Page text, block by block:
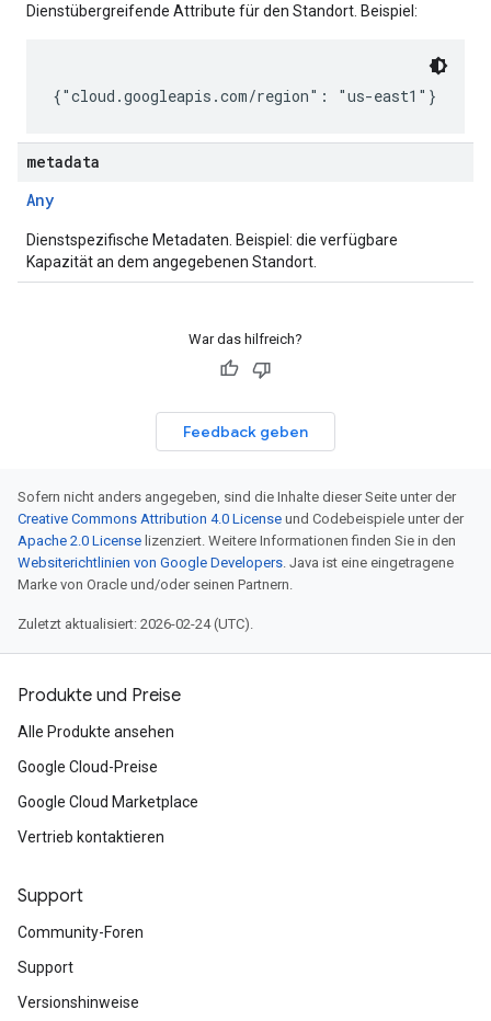
Dienstübergreifende Attribute für den Standort. Beispiel:
metadata
Any
Dienstspezifische Metadaten. Beispiel: die verfügbare
Kapazität an dem angegebenen Standort.
War das hilfreich?
Feedback geben
Sofern nicht anders angegeben, sind die Inhalte dieser Seite unter der
Creative Commons Attribution 4.0 License und Codebeispiele unter der
Apache 2.0 License lizenziert. Weitere Informationen finden Sie in den
Websiterichtlinien von Google Developers. Java ist eine eingetragene
Marke von Oracle und/oder seinen Partnern.
Zuletzt aktualisiert: 2026-02-24 (UTC).
Produkte und Preise
Alle Produkte ansehen
Google Cloud-Preise
Google Cloud Marketplace
Vertrieb kontaktieren
Support
Community-Foren
Support
Versionshinweise